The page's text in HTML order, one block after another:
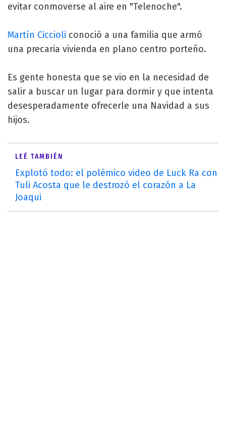
evitar conmoverse al aire en "Telenoche".
Martín Ciccioli conoció a una familia que armó
una precaria vivienda en plano centro porteño.
Es gente honesta que se vio en la necesidad de
salir a buscar un lugar para dormir y que intenta
desesperadamente ofrecerle una Navidad a sus
hijos.
LEÉ TAMBIÉN
Explotó todo: el polémico video de Luck Ra con
Tuli Acosta que le destrozó el corazón a La
Joaqui